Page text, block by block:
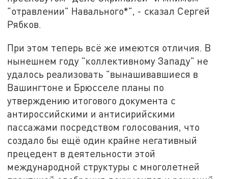
"отравлении" Навального*", - сказал Сергей
Рябков.
При этом теперь всё же имеются отличия. В
нынешнем году "коллективному Западу" не
удалось реализовать "вынашивавшиеся в
Вашингтоне и Брюсселе планы по
утверждению итогового документа с
антироссийскими и антисирийскими
пассажами посредством голосования, что
создало бы ещё один крайне негативный
прецедент в деятельности этой
международной структуры с многолетней